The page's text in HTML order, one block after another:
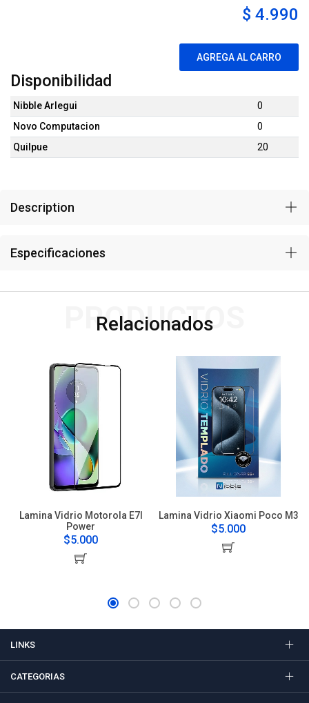
$ 4.990
AGREGA AL CARRO
Disponibilidad
Nibble Arlegui
0
Novo Computacion
0
Quilpue
20
Description
Especificaciones
Relacionados
PRODUCTOS
Lamina Vidrio Motorola E7I
Power
$5.000
Lamina Vidrio Xiaomi Poco M3
$5.000
LINKS
CATEGORIAS